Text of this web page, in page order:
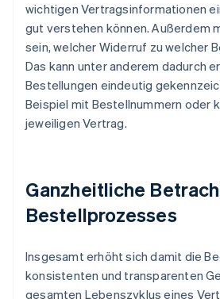
wichtigen Vertragsinformationen
gut verstehen können. Außerdem
sein, welcher Widerruf zu welcher
Das kann unter anderem dadurch
Bestellungen eindeutig
Beispiel mit Bestellnummern oder
jeweiligen Vertrag.
Ganzheitliche
Bestellprozesses
Insgesamt erhöht sich damit die
konsistenten und transparenten
gesamten Lebenszyklus eines